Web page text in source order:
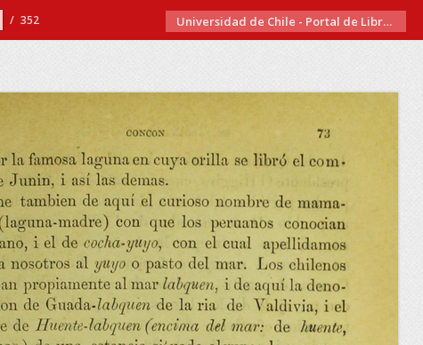
/ 352 Universidad de Chile - Portal de Libros Electrónicos